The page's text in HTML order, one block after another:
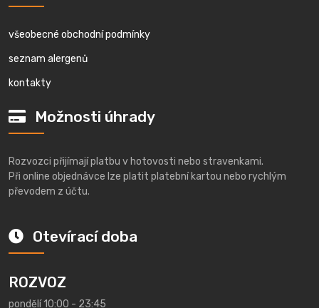
všeobecné obchodní podmínky
seznam alergenů
kontakty
Možnosti úhrady
Rozvozci přijímají platbu v hotovosti nebo stravenkami.
Při online objednávce lze platit platební kartou nebo rychlým
převodem z účtu.
Otevírací doba
ROZVOZ
pondělí 10:00 - 23:45